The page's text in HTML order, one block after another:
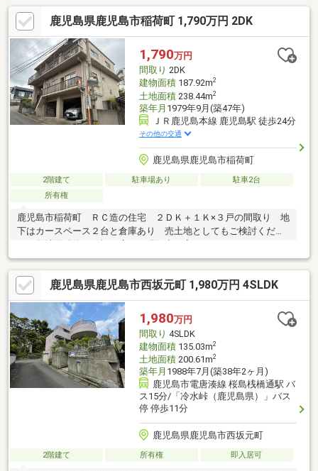
鹿児島県鹿児島市稲荷町 1,790万円 2DK
1,790万円
間取り 2DK
建物面積187.92m2
土地面積238.44m2
築年月 1979年9月(築47年)
ＪＲ鹿児島本線 鹿児島駅 徒歩24分
その他の交通
鹿児島県鹿児島市稲荷町
2階建て 駐車場あり
駐車2台
所有権
鹿児島市稲荷町 ＲＣ造の住宅 ２ＤＫ＋１Ｋ×３戸の間取り 地
下はカースペース２台と倉庫あり 売土地としてもご検討くださ
鹿児島県鹿児島市西坂元町 1,980万円 4SLDK
1,980万円
間取り 4SLDK
建物面積135.03m2
土地面積200.61m2
築年月 1988年7月(築38年2ヶ月)
鹿児島市電唐湊線 桜島桟橋通駅 バ
ス15分/「冷水峠（鹿児島県）」バス
停 停歩11分
鹿児島県鹿児島市西坂元町
2階建て 所有権 即入居可